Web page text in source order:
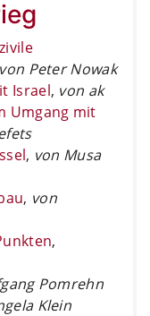
von Peter Nowak
Israel, von ak
Umgang mit
, von Musa
, von
,
Pomrehn
Klein